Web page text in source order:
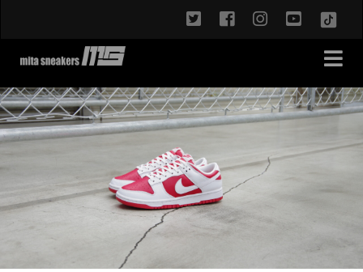
twitterfacebookinstagram